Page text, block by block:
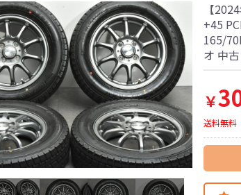
【
+45
165/
オ 中
￥
送料無料